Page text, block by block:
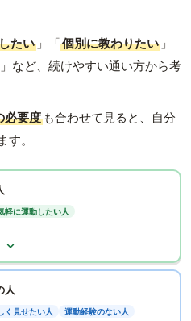
たい 」「個別に教わりたい 」
」など、続けやすい通い方から考
必要度 も合わせて見ると、自分
。
軽に運動したい人
人
く見せたい人 運動経験のない人